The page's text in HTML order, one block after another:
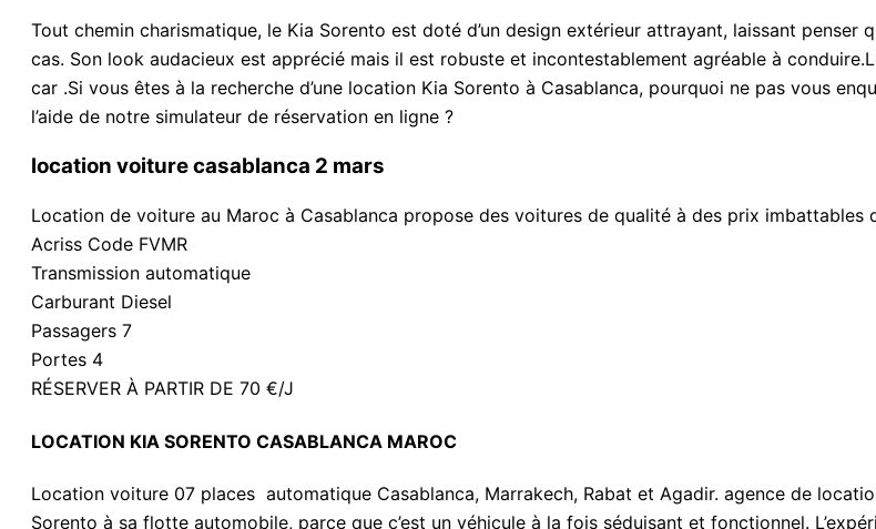
Tout chemin charismatique, le Kia Sorento est doté d’un design extérieur attrayant, laissant
cas. Son look audacieux est apprécié mais il est robuste et incontestablement agréable à
car .Si vous êtes à la recherche d’une location Kia Sorento à Casablanca, pourquoi ne pas vous
l’aide de notre simulateur de réservation en ligne ?
location voiture casablanca 2 mars
Location de voiture au Maroc à Casablanca propose des voitures de qualité à des prix
Acriss Code FVMR
Transmission automatique
Carburant Diesel
Passagers 7
Portes 4
RÉSERVER À PARTIR DE 70 €/J
LOCATION KIA SORENTO CASABLANCA MAROC
Location voiture 07 places automatique Casablanca, Marrakech, Rabat et Agadir. agence de
Sorento à sa flotte automobile, parce que c’est un véhicule à la fois séduisant et fonctionnel.